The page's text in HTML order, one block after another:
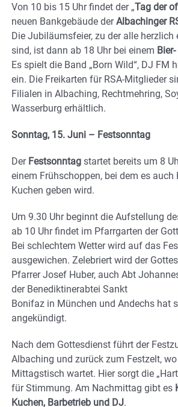
Von 10 bis 15 Uhr findet der „Tag der
neuen Bankgebäude derAlbachinger
Die Jubiläumsfeier, zu der alle herzlich
sind, ist dann ab 18 Uhr bei einem
Es spielt die Band „Born Wild“, DJ FM
ein. Die Freikarten für RSA-Mitglieder
Filialen in Albaching, Rechtmehring,
Wasserburg erhältlich.
Sonntag, 15. Juni – Festsonntag
Der Festsonntag startet bereits um 8
einem Frühschoppen, bei dem es auch
Kuchen geben wird.
Um 9.30 Uhr beginnt die Aufstellung
ab 10 Uhr findet im Pfarrgarten der
Bei schlechtem Wetter wird auf das
ausgewichen. Zelebriert wird der
Pfarrer Josef Huber, auch Abt
der Benediktinerabtei Sankt
Bonifaz in München und Andechs hat
angekündigt.
Nach dem Gottesdienst führt der
Albaching und zurück zum Festzelt,
Mittagstisch wartet. Hier sorgt die
für Stimmung. Am Nachmittag gibt es
Kuchen, Barbetrieb und DJ.